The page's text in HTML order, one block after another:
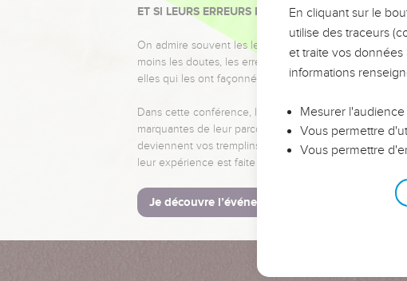
ET SI LEURS ERREURS POUVAIENT VOUS ÉVITER
On admire souvent les leaders pour leurs réussites,
moins les doutes, les erreurs et les saisons difficiles
elles qui les ont façonnés.
Dans cette conférence, leaders, entrepreneurs, et
marquantes de leur parcours et les clés pour avancer
deviennent vos tremplins. Que vous guidiez un
leur expérience est faite pour vous.
Je découvre l’événement
En cliquant sur le
utilise des traceurs
et traite vos
informations
Mesurer
Vous permettre
Vous permettre